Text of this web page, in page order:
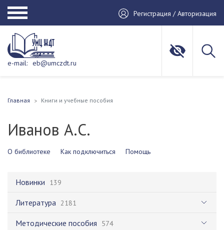
Регистрация / Авторизация
e-mail: eb@umczdt.ru
Главная Книги и учебные пособия
Иванов А.С.
О библиотеке Как подключиться Помощь
Новинки 139
Литература 2181
Методические пособия 574